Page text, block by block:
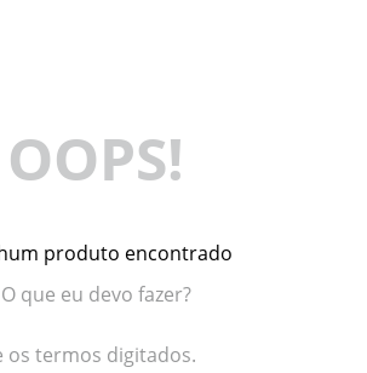
OOPS!
produto encontrado
O que eu devo fazer?
os termos digitados.